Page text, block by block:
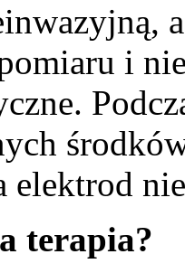
i
elektrod
terapia?